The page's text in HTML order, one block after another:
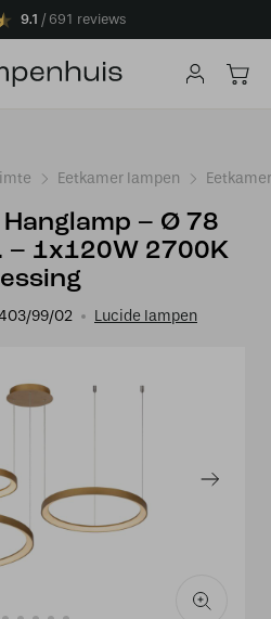
9.1 691 reviews
Eetkamer lampen
Hanglamp – Ø 78
– 1x120W 2700K
99/02 Lucide lampen